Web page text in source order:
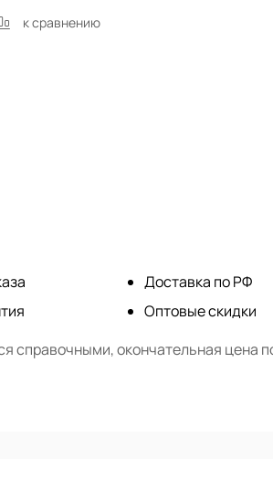
к сравнению
Доставка по РФ
Оптовые скидки
справочными, окончательная цена